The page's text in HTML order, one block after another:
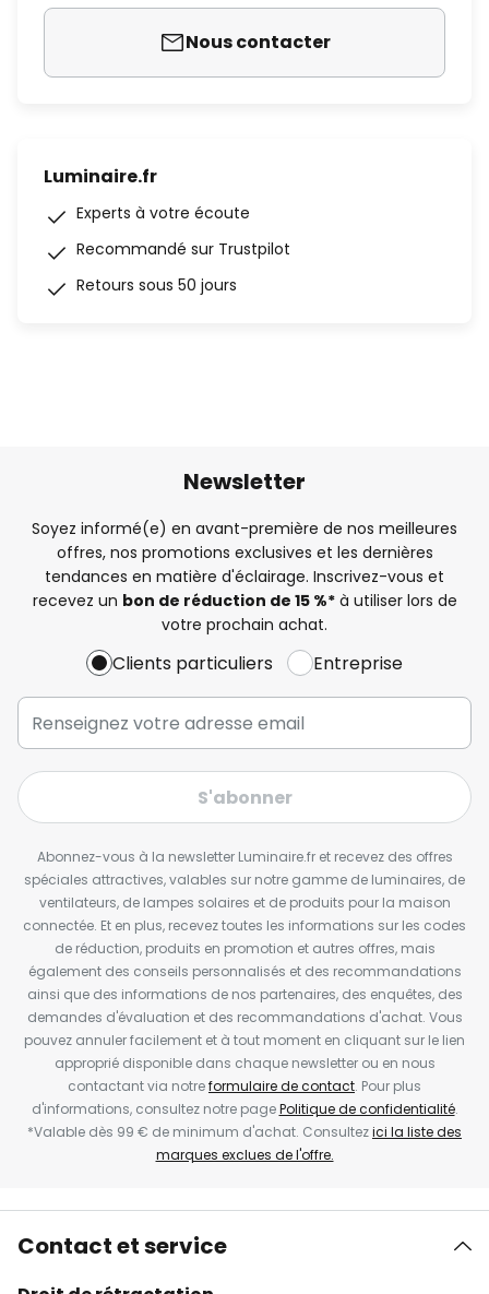
Nous contacter
Luminaire.fr
Experts à votre écoute
Recommandé sur Trustpilot
Retours sous 50 jours
Newsletter
Soyez informé(e) en avant-première de nos meilleures
offres, nos promotions exclusives et les dernières
tendances en matière d'éclairage. Inscrivez-vous et
recevez un bon de réduction de 15 %*à utiliser lors de
votre prochain achat.
Clients particuliers Entreprise
S'abonner
Abonnez-vous à la newsletter Luminaire.fr et recevez des offres
spéciales attractives, valables sur notre gamme de luminaires, de
ventilateurs, de lampes solaires et de produits pour la maison
connectée. Et en plus, recevez toutes les informations sur les codes
de réduction, produits en promotion et autres offres, mais
également des conseils personnalisés et des recommandations
ainsi que des informations de nos partenaires, des enquêtes, des
demandes d'évaluation et des recommandations d'achat. Vous
pouvez annuler facilement et à tout moment en cliquant sur le lien
approprié disponible dans chaque newsletter ou en nous
contactant via notreformulaire de contact. Pour plus
d'informations, consultez notre pagePolitique de confidentialité.
*Valable dès 99 € de minimum d'achat. Consultezici la liste des
marques exclues de l'offre.
Contact et service